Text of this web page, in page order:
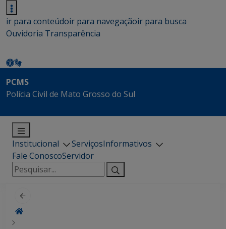
ir para conteúdoir para navegaçãoir para busca
Ouvidoria Transparência
PCMS
Polícia Civil de Mato Grosso do Sul
Institucional ServiçosInformativos
Fale ConoscoServidor
Pesquisar
por: